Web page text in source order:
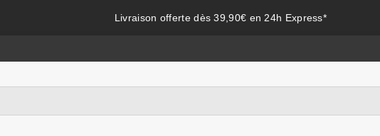
Livraison offerte dès 39,90€ en 24h Express*